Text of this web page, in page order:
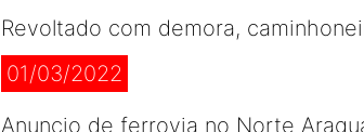
Revoltado com demora,
01/03/2022
Anuncio de ferrovia no Norte